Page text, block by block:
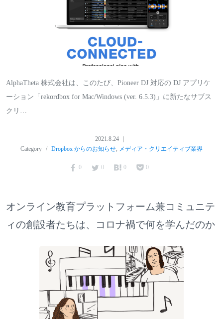
AlphaTheta 株式会社は、このたび、Pioneer DJ 対応の DJ アプリケ
ーション「rekordbox for Mac/Windows (ver. 6.5.3)」に新たなサブス
クリ…
2021.8.24
Category
Dropbox からのお知らせ メディア・クリエイティブ業界
0 0 0 0
オンライン教育プラットフォーム兼コミュニテ
ィの創設者たちは、コロナ禍で何を学んだのか